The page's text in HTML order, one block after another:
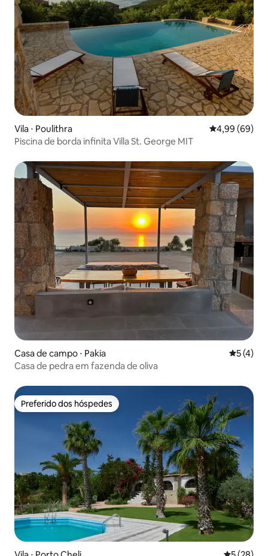
Vila ⋅ Poulithra 4,99 de uma
4,99 (69)
Piscina de borda infinita Villa St. George MIT
Casa de campo ⋅ Pakia 5 de
5 (4)
Casa de pedra em fazenda de oliva
Preferido dos hóspedes
Preferido dos hóspedes